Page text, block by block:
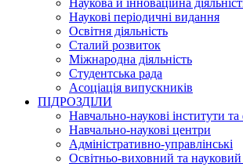
Наукова й інноваційна
Наукові періодичні видання
Освітня діяльність
Сталий розвиток
Міжнародна діяльність
Студентська рада
Асоціація випускників
ПІДРОЗДІЛИ
Навчально-наукові інститути та
Навчально-наукові центри
Адміністративно-управлінські
Освітньо-виховний та